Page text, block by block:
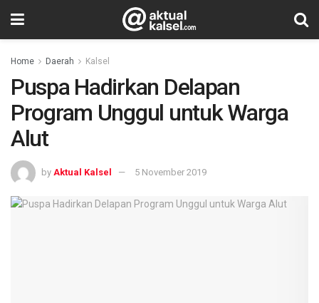
Home Daerah Kalsel
Puspa Hadirkan Delapan
Program Unggul untuk Warga
Alut
by Aktual Kalsel 5 November 2019